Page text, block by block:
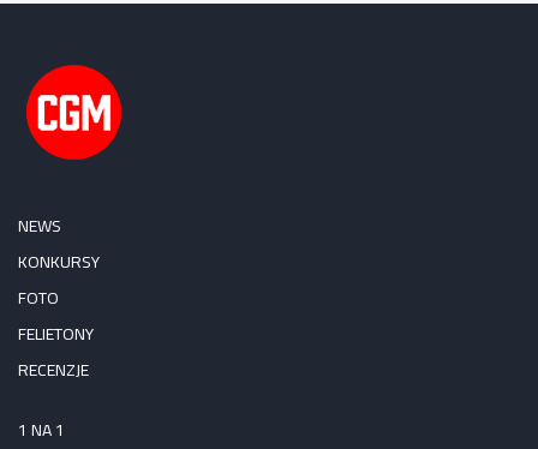
NEWS
KONKURSY
FOTO
FELIETONY
RECENZJE
1 NA 1